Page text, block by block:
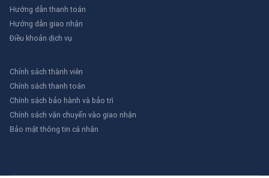
Hướng dẫn thanh toán
Hướng dẫn giao nhận
Điều khoản dịch vụ
Chính sách thành viên
Chính sách thanh toán
Chính sách bảo hành và bảo trì
Chính sách vận chuyển vào giao nhận
Bảo mật thông tin cá nhân